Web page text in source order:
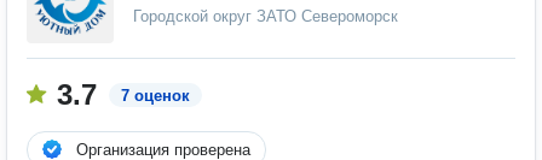
Городской округ ЗАТО Североморск
3.7 7 оценок
Организация проверена